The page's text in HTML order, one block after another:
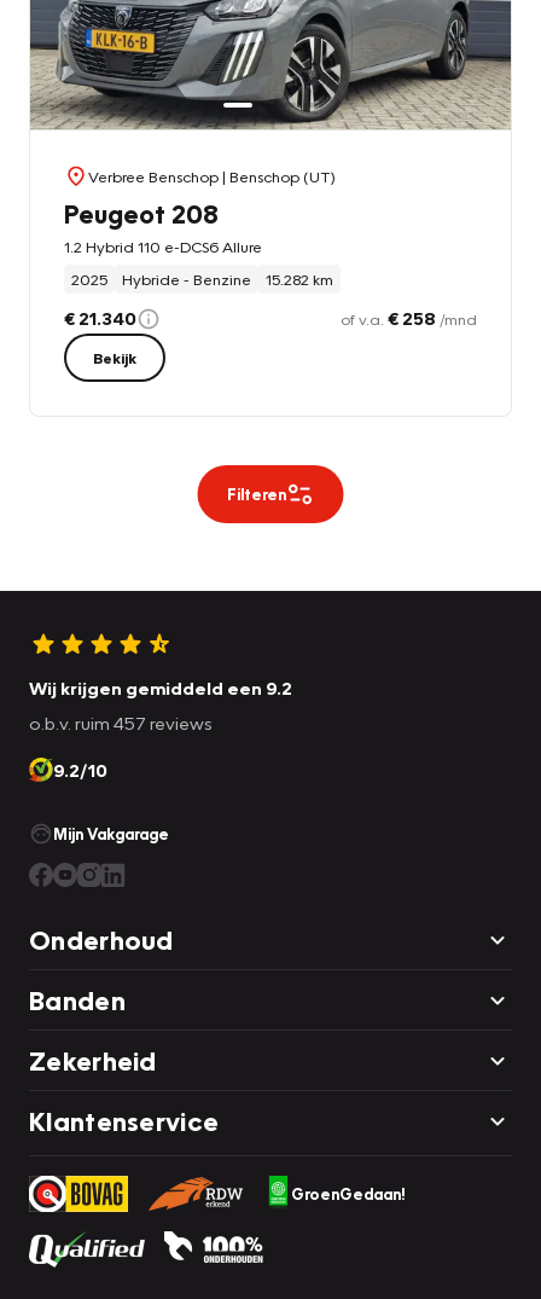
Verbree Benschop| Benschop (UT)
Peugeot 208
1.2 Hybrid 110 e-DCS6 Allure
2025
Hybride - Benzine 15.282 km
€ 21.340 of v.a. € 258 /mnd
Bekijk
Filteren
Wij krijgen gemiddeld een 9.2
o.b.v. ruim 457 reviews
9.2/10
Mijn Vakgarage
Onderhoud
Banden
Zekerheid
Klantenservice
GroenGedaan!